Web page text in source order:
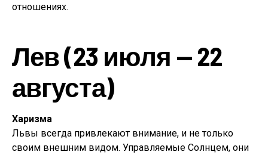
отношениях.
Лев (23 июля — 22
августа)
Харизма
Львы всегда привлекают внимание, и не только
своим внешним видом. Управляемые Солнцем, они